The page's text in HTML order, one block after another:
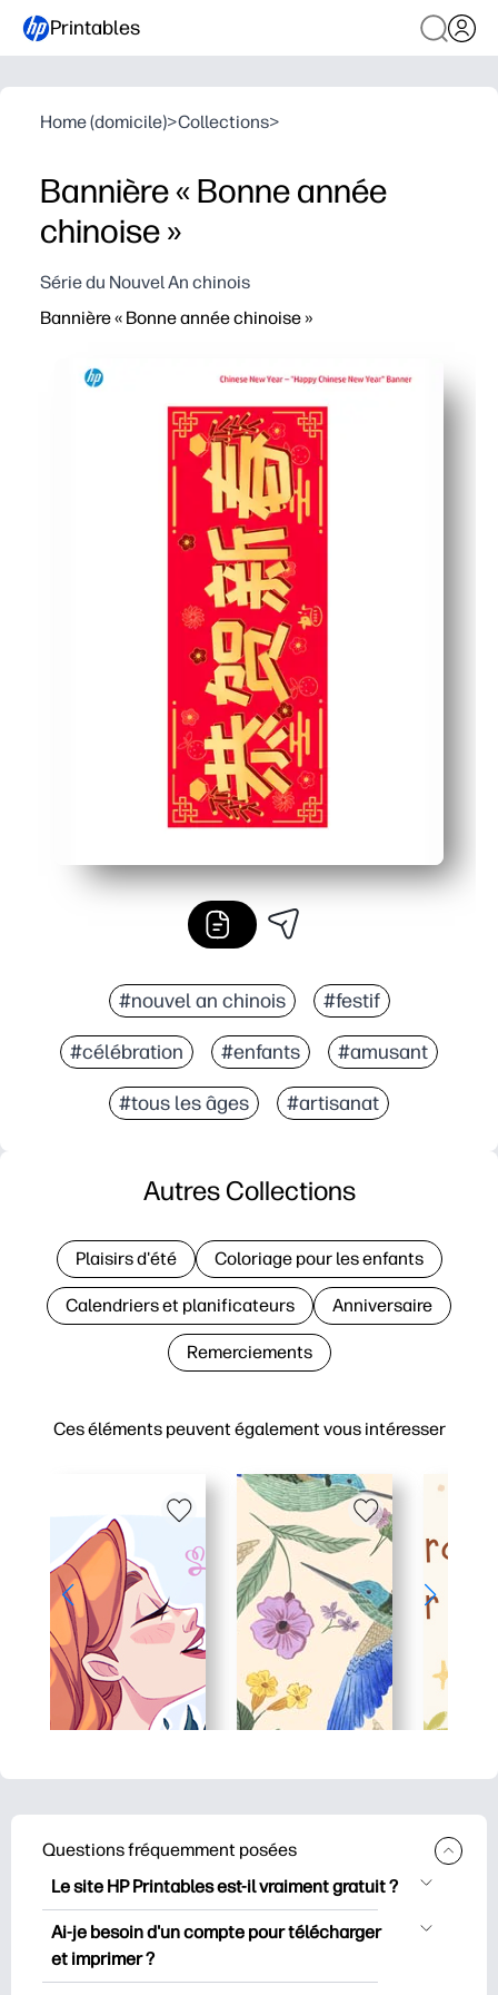
Printables
Home (domicile)>Collections>
Bannière « Bonne année
chinoise »
Série du Nouvel An chinois
Bannière « Bonne année chinoise »
#nouvel an chinois #festif
#célébration #enfants #amusant
#tous les âges #artisanat
Ces éléments peuvent également vous intéresser
Autres Collections
Plaisirs d'été Coloriage pour les enfants
Calendriers et planificateurs Anniversaire
Remerciements
Questions fréquemment posées
Le site HP Printables est-il vraiment gratuit ?
HP Printables propose plus de 2500
documents imprimables gratuits à
télécharger et à imprimer. Découvrez
Ai-je besoin d'un compte pour télécharger
et imprimer ?